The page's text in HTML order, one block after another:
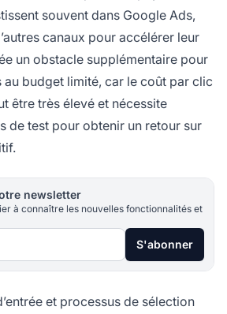
souvent dans Google Ads,
canaux pour accélérer leur
un obstacle supplémentaire pour
au budget limité, car le coût par clic
être très élevé et nécessite
de test pour obtenir un retour sur
newsletter
à connaître les nouvelles fonctionnalités et
S'abonner
et processus de sélection